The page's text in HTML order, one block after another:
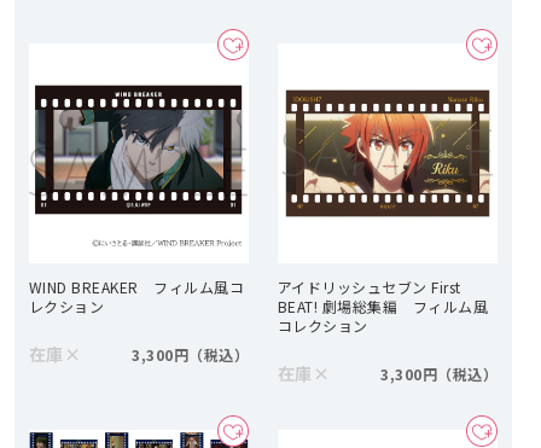
WIND BREAKER フィルム風コ
レクション
在庫 × 3,300円
アイドリッシュセブン First
BEAT! 劇場総集編 フィルム風
コレクション
在庫 × 3,300円